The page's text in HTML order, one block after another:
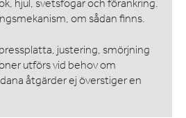
hjul, svetsfogar och förankring.
om sådan finns.
justering, smörjning
utförs vid behov om
åtgärder ej överstiger en